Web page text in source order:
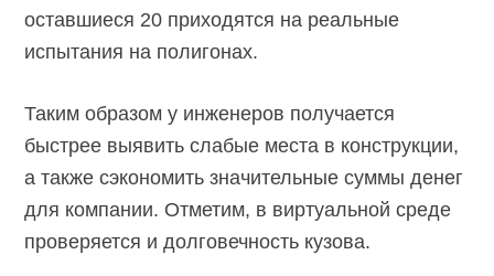
оставшиеся 20 приходятся на реальные
испытания на полигонах.
Таким образом у инженеров получается
быстрее выявить слабые места в конструкции,
а также сэкономить значительные суммы денег
для компании. Отметим, в виртуальной среде
проверяется и долговечность кузова.